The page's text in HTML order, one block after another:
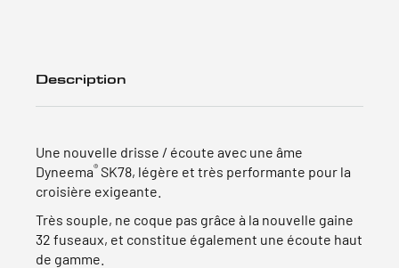
Description
Une nouvelle drisse / écoute avec une âme
Dyneema® SK78, légère et très performante pour la
croisière exigeante.
Très souple, ne coque pas grâce à la nouvelle gaine
32 fuseaux, et constitue également une écoute haut
de gamme.